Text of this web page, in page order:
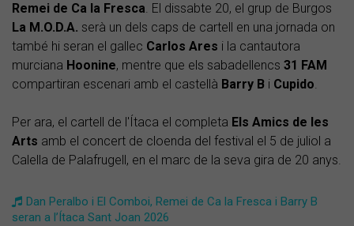
Remei de Ca la Fresca. El dissabte 20, el grup de Burgos
La M.O.D.A. serà un dels caps de cartell en una jornada on
també hi seran el gallec Carlos Ares i la cantautora
murciana Hoonine, mentre que els sabadellencs 31 FAM
compartiran escenari amb el castellà Barry B i Cupido.
Per ara, el cartell de l'Ítaca el completa Els Amics de les
Arts amb el concert de cloenda del festival el 5 de juliol a
Calella de Palafrugell, en el marc de la seva gira de 20 anys.
​Dan Peralbo i El Comboi, Remei de Ca la Fresca i Barry B
seran a l’Ítaca Sant Joan 2026